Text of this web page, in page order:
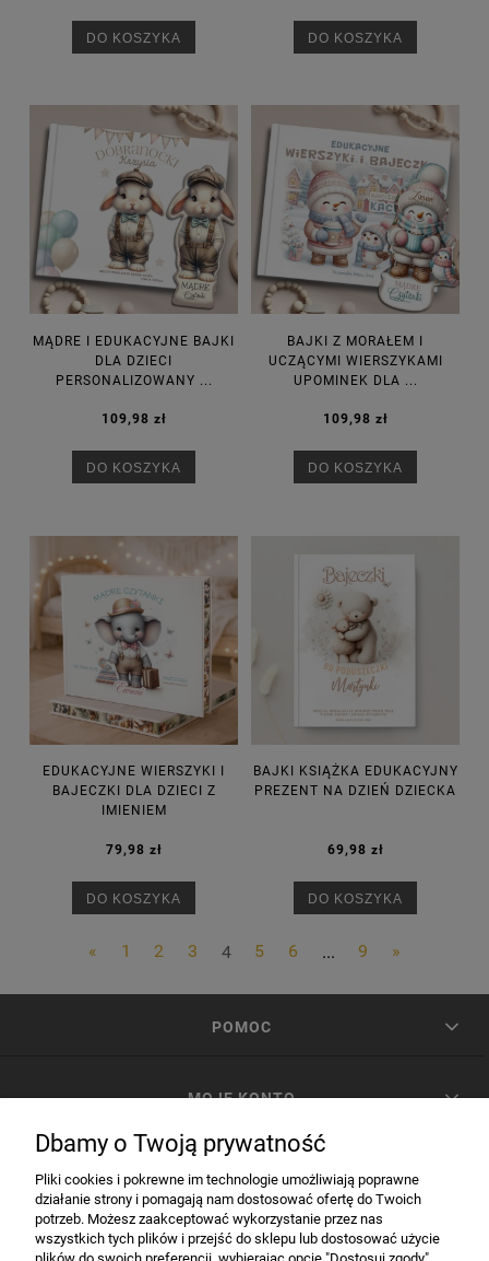
DO KOSZYKA DO KOSZYKA
MĄDRE I EDUKACYJNE BAJKI
DLA DZIECI
PERSONALIZOWANY ...
109,98 zł
DO KOSZYKA
BAJKI Z MORAŁEM I
UCZĄCYMI WIERSZYKAMI
UPOMINEK DLA ...
109,98 zł
DO KOSZYKA
EDUKACYJNE WIERSZYKI I
BAJECZKI DLA DZIECI Z
IMIENIEM
79,98 zł
DO KOSZYKA
BAJKI KSIĄŻKA EDUKACYJNY
PREZENT NA DZIEŃ DZIECKA
69,98 zł
DO KOSZYKA
« 1 2 3 4 5 6 ... 9 »
POMOC
MOJE KONTO
INFORMACJE
Dbamy o Twoją prywatność
Pliki cookies i pokrewne im technologie umożliwiają poprawne
działanie strony i pomagają nam dostosować ofertę do Twoich
potrzeb. Możesz zaakceptować wykorzystanie przez nas
wszystkich tych plików i przejść do sklepu lub dostosować użycie